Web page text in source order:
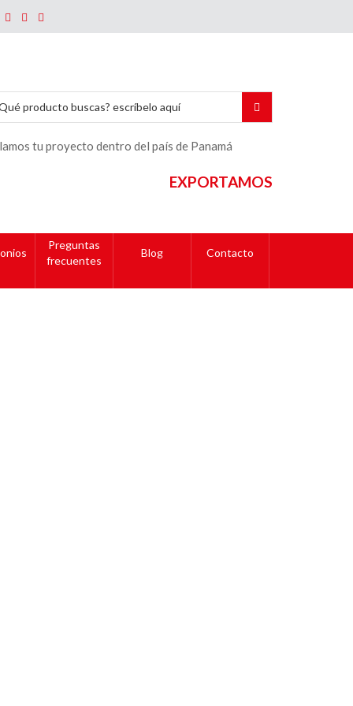
tu proyecto dentro del país de Panamá
EXPORTAMOS
Preguntas
frecuentes
Blog Contacto